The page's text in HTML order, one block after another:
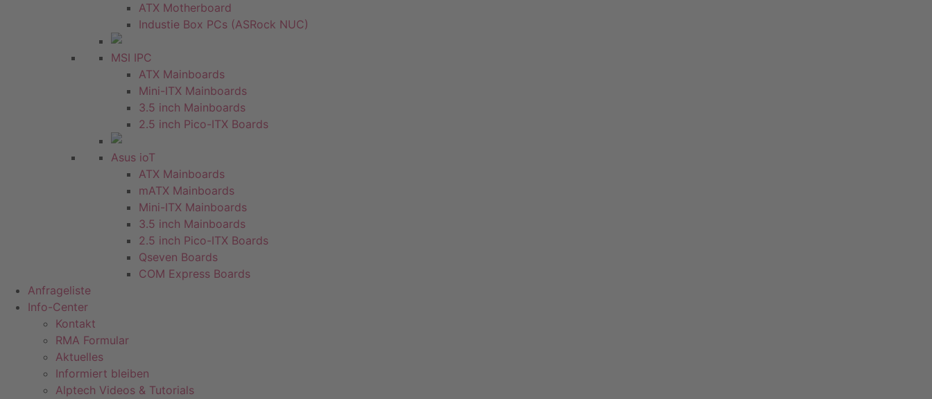
ATX Motherboard
Industie Box PCs (ASRock NUC)
MSI IPC
ATX Mainboards
Mini-ITX Mainboards
3.5 inch Mainboards
2.5 inch Pico-ITX Boards
Asus ioT
ATX Mainboards
mATX Mainboards
Mini-ITX Mainboards
3.5 inch Mainboards
2.5 inch Pico-ITX Boards
Qseven Boards
COM Express Boards
Anfrageliste
Info-Center
Kontakt
RMA Formular
Aktuelles
Informiert bleiben
Alptech Videos & Tutorials